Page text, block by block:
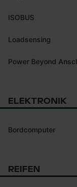
ISOBUS
Loadsensing
Power Beyond
ELEKTRONIK
Bordcomputer
REIFEN